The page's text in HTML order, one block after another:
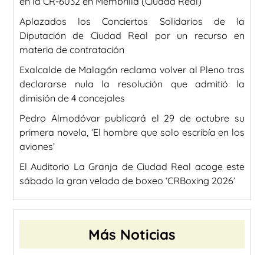
Aplazados los Conciertos Solidarios de la
Diputación de Ciudad Real por un recurso en
materia de contratación
Exalcalde de Malagón reclama volver al Pleno tras
declararse nula la resolución que admitió la
dimisión de 4 concejales
Pedro Almodóvar publicará el 29 de octubre su
primera novela, ‘El hombre que solo escribía en los
aviones’
El Auditorio La Granja de Ciudad Real acoge este
sábado la gran velada de boxeo ‘CRBoxing 2026’
Más Noticias